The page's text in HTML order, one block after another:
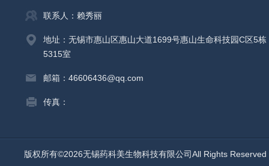
联系人：赖秀丽
地址：无锡市惠山区惠山大道1699号惠山生命科技园C区5栋
5315室
邮箱：46606436@qq.com
传真：
版权所有©2026无锡药科美生物科技有限公司All Rights